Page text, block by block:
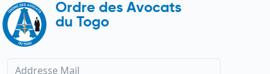
Ordre des Avocats
du Togo